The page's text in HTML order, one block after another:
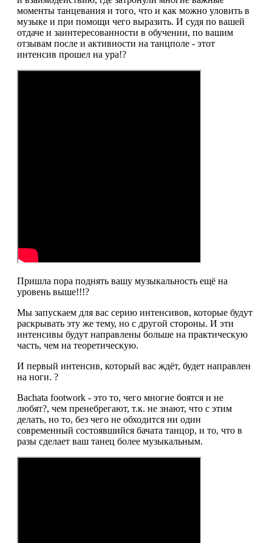
моменты танцевания и того, что и как можно уловить в
музыке и при помощи чего выразить. И судя по вашей
отдаче и заинтересованности в обучении, по вашим
отзывам после и активности на танцполе - этот
интенсив прошел на ура!?
Пришла пора поднять вашу музыкальность ещё на
уровень выше!!!?
Мы запускаем для вас серию интенсивов, которые будут
раскрывать эту же тему, но с другой стороны. И эти
интенсивы будут направлены больше на практическую
часть, чем на теоретическую.
И первый интенсив, который вас ждёт, будет направлен
на ноги. ?
Bachata footwork - это то, чего многие боятся и не
любят?, чем пренебрегают, т.к. не знают, что с этим
делать, но то, без чего не обходится ни один
современный состоявшийся бачата танцор, и то, что в
разы сделает ваш танец более музыкальным.